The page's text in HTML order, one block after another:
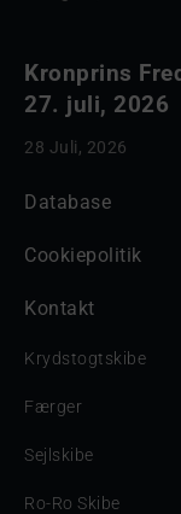
Kronprins
27. juli, 2026
28 Juli, 2026
Database
Cookiepolitik
Kontakt
Krydstogtskibe
Færger
Sejlskibe
Ro-Ro Skibe